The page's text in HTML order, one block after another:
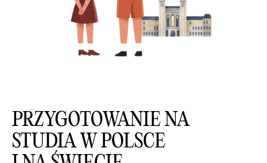
PRZYGOTOWANIE NA
STUDIA W POLSCE